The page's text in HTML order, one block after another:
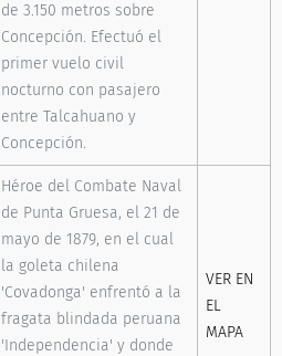
de 3.150 metros sobre
Concepción. Efectuó el
primer vuelo civil
nocturno con pasajero
entre Talcahuano y
Concepción.
Héroe del Combate Naval
de Punta Gruesa, el 21 de
mayo de 1879, en el cual
la goleta chilena
'Covadonga' enfrentó a la
fragata blindada peruana
'Independencia' y donde
VER EN
EL
MAPA